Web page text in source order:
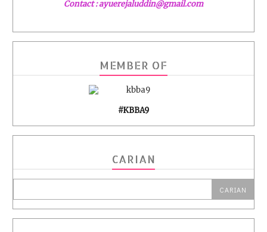
Contact : ayuerejaluddin@gmail.com
MEMBER OF
#KBBA9
CARIAN